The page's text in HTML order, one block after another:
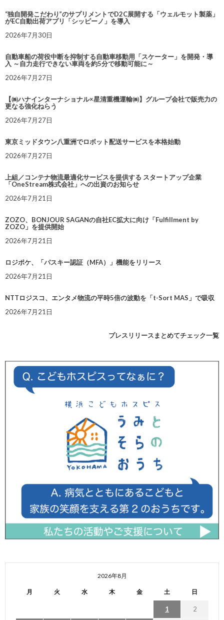
“独自開発こだわり”のサプリメントでD2C展開する「ウェルモット製薬」
がEC自動出荷アプリ「シッピーノ」を導入
2026年7月30日
自動車船の荷役中断を抑制する自動車移動用「スケーター」を開発・導
入 ～自力走行できない車両を約5分で移動可能に～
2026年7月27日
【㈱ハナインターナショナル×星清重機運輸㈱】グループ会社で販売力の
更なる強化ねらう
2026年7月27日
東京ミッドタウン八重洲でロボット配送サービスを本格始動
2026年7月27日
上組／コンテナ物流最適化サービスを提供する スタートアップ企業
「OneStream株式会社」への出資のお知らせ
2026年7月21日
ZOZO、BONJOUR SAGANの自社EC拡大に向け「Fulfillment by
ZOZO」を提供開始
2026年7月21日
ロジポケ、「パスキー認証（MFA）」機能をリリース
2026年7月21日
NTTロジスコ、エンタメ物流の平時5倍の波動を「t-Sort MAS」で吸収
2026年7月21日
プレスリリースまとめてチェック一覧
2026年8月
月 火 水 木 金 土 日
1 2